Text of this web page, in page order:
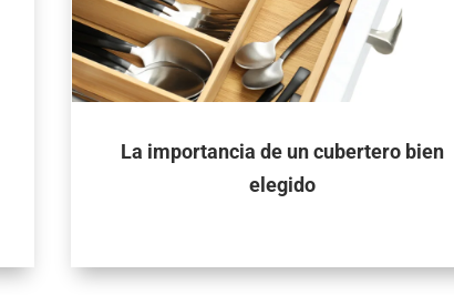
La importancia de un cubertero bien
elegido